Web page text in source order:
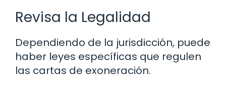
Revisa la Legalidad
Dependiendo de la jurisdicción, puede
haber leyes específicas que regulen
las cartas de exoneración.